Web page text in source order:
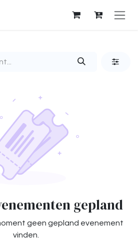
gepland
geen gepland evenement
vinden.